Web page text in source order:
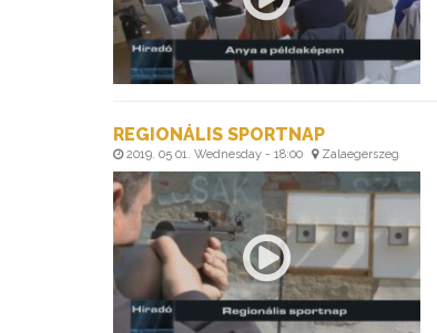
REGIONÁLIS SPORTNAP
2019. 05 01. Wednesday - 18:00 Zalaegerszeg